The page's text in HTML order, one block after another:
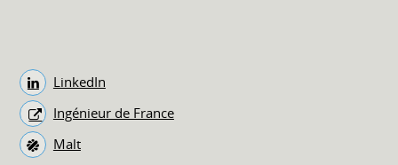
LinkedIn
Ingénieur de France
Malt